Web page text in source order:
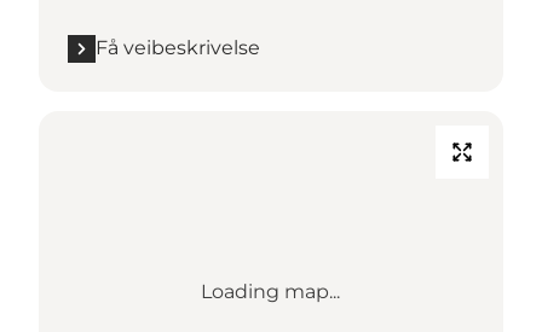
Få veibeskrivelse
Loading map...